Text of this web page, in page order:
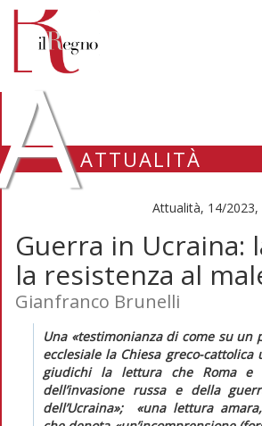
ATTUALITÀ
Attualità, 14/2023,
Guerra in Ucraina:
la resistenza al
Gianfranco Brunelli
Una «testimonianza di come su un
ecclesiale la Chiesa greco-cattolica
giudichi la lettura che Roma e
dell’invasione russa e della
dell’Ucraina»; «una lettura